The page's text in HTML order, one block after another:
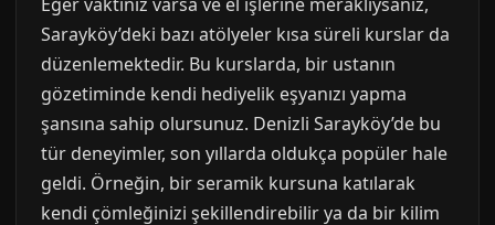
Sarayköy’deki bazı atölyeler kısa süreli kurslar da
düzenlemektedir. Bu kurslarda, bir ustanın
gözetiminde kendi hediyelik eşyanızı yapma
şansına sahip olursunuz. Denizli Sarayköy’de bu
tür deneyimler, son yıllarda oldukça popüler hale
geldi. Örneğin, bir seramik kursuna katılarak
kendi çömleğinizi şekillendirebilir ya da bir kilim